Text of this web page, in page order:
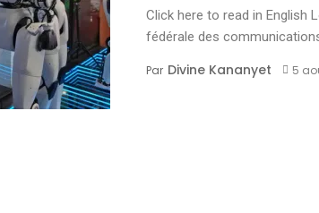
Click here to read in English
fédérale des
Par Divine Kananyet 5